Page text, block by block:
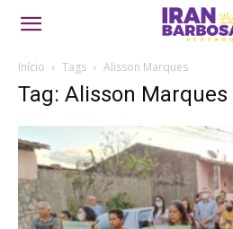
Início Tags Alisson Marques
Tag: Alisson Marques